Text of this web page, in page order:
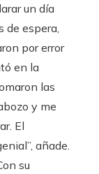
un día
de espera,
por error
en la
las
y me
El
añade.
su